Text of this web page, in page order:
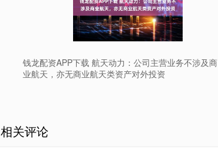
钱龙配资APP下载 航天动力：公司主营业务不涉及商
业航天，亦无商业航天类资产对外投资
相关评论